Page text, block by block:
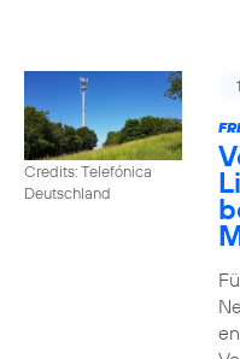
Credits: Telefónica
Deutschland